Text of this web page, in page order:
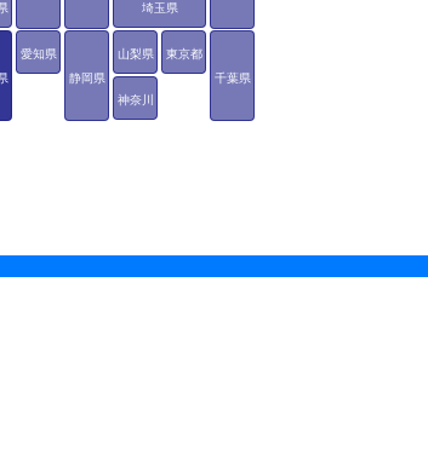
埼玉県
千葉県
東京都
神奈川
山梨県
静岡県
愛知県